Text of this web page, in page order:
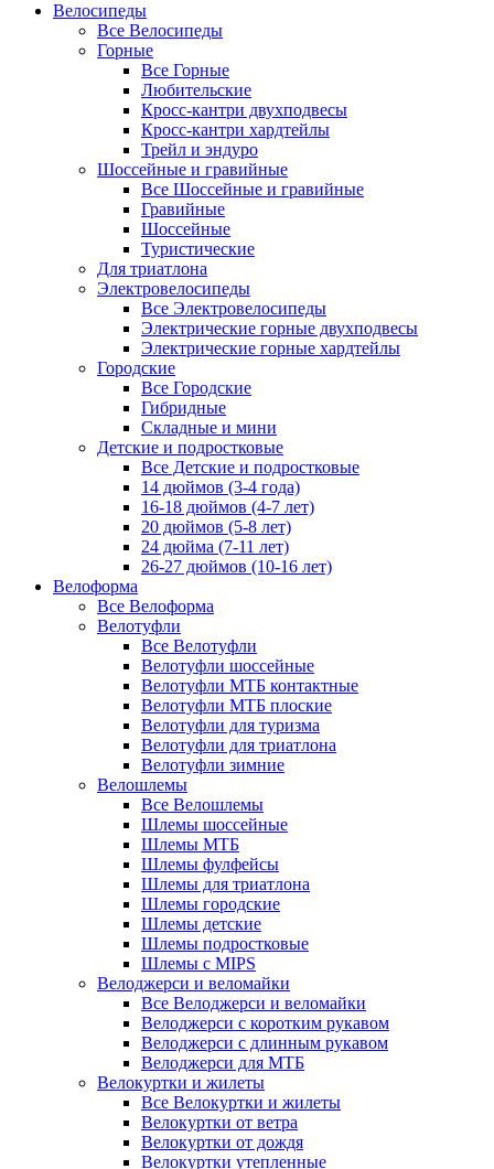
Велосипеды
Все Велосипеды
Горные
Все Горные
Любительские
Кросс-кантри двухподвесы
Кросс-кантри хардтейлы
Трейл и эндуро
Шоссейные и гравийные
Все Шоссейные и гравийные
Гравийные
Шоссейные
Туристические
Для триатлона
Электровелосипеды
Все Электровелосипеды
Электрические горные двухподвесы
Электрические горные хардтейлы
Городские
Все Городские
Гибридные
Складные и мини
Детские и подростковые
Все Детские и подростковые
14 дюймов (3-4 года)
16-18 дюймов (4-7 лет)
20 дюймов (5-8 лет)
24 дюйма (7-11 лет)
26-27 дюймов (10-16 лет)
Велоформа
Все Велоформа
Велотуфли
Все Велотуфли
Велотуфли шоссейные
Велотуфли МТБ контактные
Велотуфли МТБ плоские
Велотуфли для туризма
Велотуфли для триатлона
Велотуфли зимние
Велошлемы
Все Велошлемы
Шлемы шоссейные
Шлемы МТБ
Шлемы фулфейсы
Шлемы для триатлона
Шлемы городские
Шлемы детские
Шлемы подростковые
Шлемы с MIPS
Велоджерси и веломайки
Все Велоджерси и веломайки
Велоджерси с коротким рукавом
Велоджерси с длинным рукавом
Велоджерси для МТБ
Велокуртки и жилеты
Все Велокуртки и жилеты
Велокуртки от ветра
Велокуртки от дождя
Велокуртки утепленные